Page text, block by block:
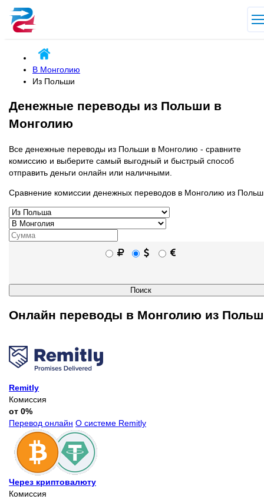
В Монголию
Из Польши
Денежные переводы из Польши в
Монголию
Все денежные переводы из Польши в Монголию - сравните
комиссию и выберите самый выгодный и быстрый способ
отправить деньги онлайн или наличными.
Сравнение комиссии денежных переводов в Монголию из
Онлайн переводы в Монголию из
Remitly
Комиссия
от 0%
Перевод онлайн О системе Remitly
Через криптовалюту
Комиссия